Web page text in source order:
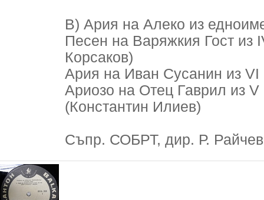
В) Ария на Алеко из
Песен на Варяжкия Гост из
Корсаков)
Ария на Иван Сусанин из
Ариозо на Отец Гаврил из
(Константин Илиев)
Съпр. СОБРТ, дир. Р. Райчев